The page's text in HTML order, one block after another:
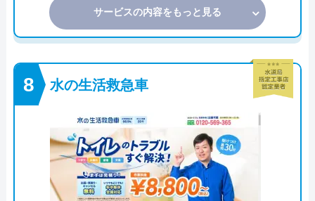
サービスの内容をもっと見る
水の生活救急車